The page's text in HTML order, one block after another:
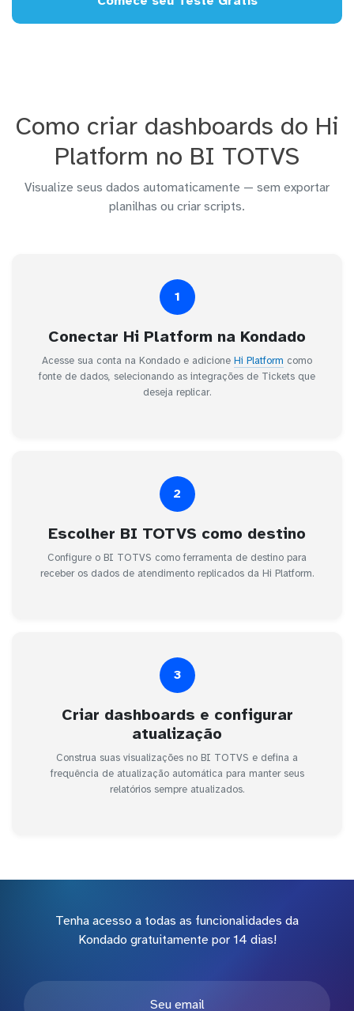
Como criar dashboards do Hi
Platform no BI TOTVS
Visualize seus dados automaticamente — sem exportar
planilhas ou criar scripts.
1
Conectar Hi Platform na Kondado
Acesse sua conta na Kondado e adicione Hi Platform como
fonte de dados, selecionando as integrações de Tickets que
deseja replicar.
2
Escolher BI TOTVS como destino
Configure o BI TOTVS como ferramenta de destino para
receber os dados de atendimento replicados da Hi Platform.
3
Criar dashboards e configurar
atualização
Construa suas visualizações no BI TOTVS e defina a
frequência de atualização automática para manter seus
relatórios sempre atualizados.
Tenha acesso a todas as funcionalidades da
Kondado gratuitamente por 14 dias!